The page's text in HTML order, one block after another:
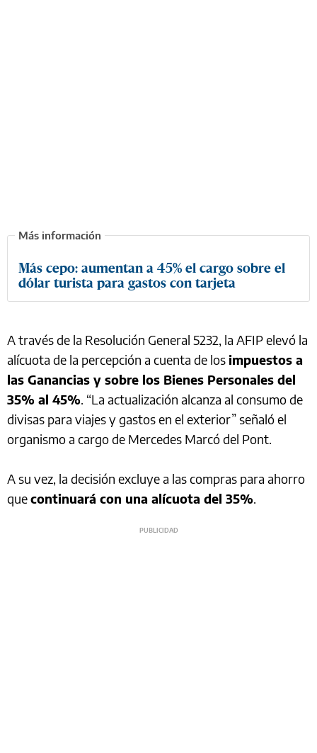
Más cepo: aumentan a 45% el cargo sobre el
dólar turista para gastos con tarjeta
A través de la Resolución General 5232, la AFIP elevó la
alícuota de la percepción a cuenta de losimpuestos a
las Ganancias y sobre los Bienes Personales del
35% al 45%. “La actualización alcanza al consumo de
divisas para viajes y gastos en el exterior” señaló el
organismo a cargo de Mercedes Marcó del Pont.
A su vez, la decisión excluye a las compras para ahorro
quecontinuará con una alícuota del 35%.